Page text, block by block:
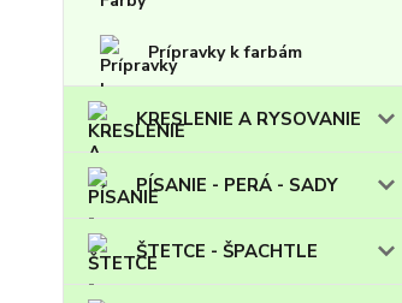
Prípravky k farbám
KRESLENIE A RYSOVANIE
PÍSANIE - PERÁ - SADY
ŠTETCE - ŠPACHTLE